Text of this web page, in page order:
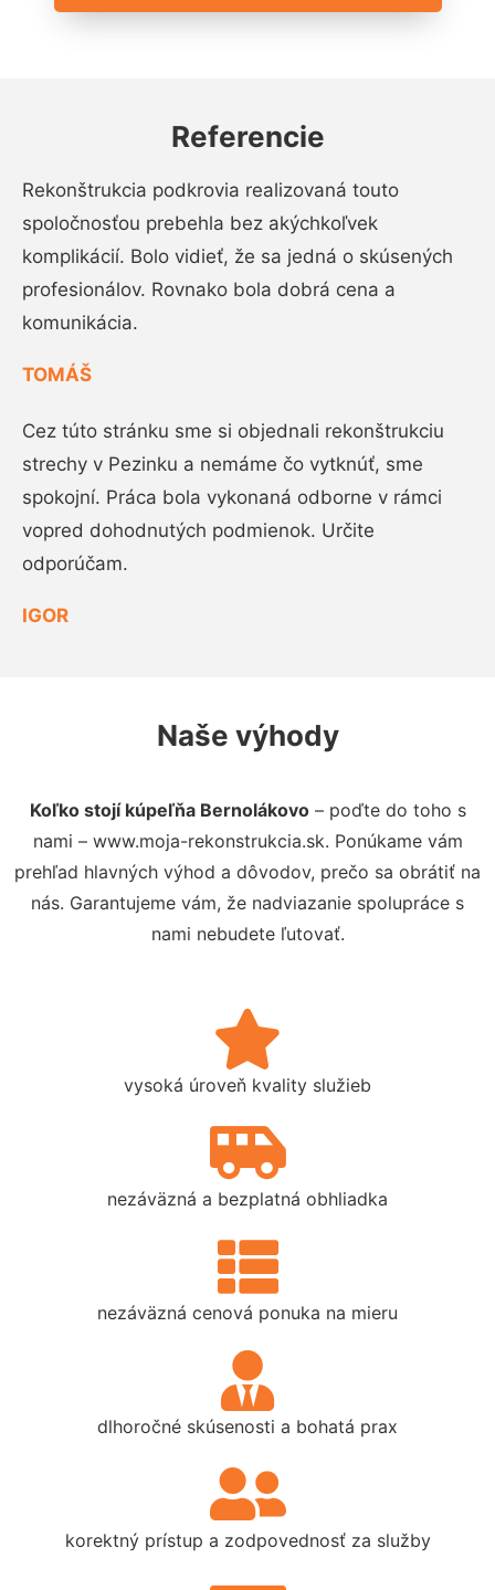
Referencie
Rekonštrukcia podkrovia realizovaná touto
spoločnosťou prebehla bez akýchkoľvek
komplikácií. Bolo vidieť, že sa jedná o skúsených
profesionálov. Rovnako bola dobrá cena a
komunikácia.
TOMÁŠ
Cez túto stránku sme si objednali rekonštrukciu
strechy v Pezinku a nemáme čo vytknúť, sme
spokojní. Práca bola vykonaná odborne v rámci
vopred dohodnutých podmienok. Určite
odporúčam.
IGOR
Naše výhody
Koľko stojí kúpeľňa Bernolákovo– poďte do toho s
nami – www.moja-rekonstrukcia.sk. Ponúkame vám
prehľad hlavných výhod a dôvodov, prečo sa obrátiť na
nás. Garantujeme vám, že nadviazanie spolupráce s
nami nebudete ľutovať.
vysoká úroveň kvality služieb
nezáväzná a bezplatná obhliadka
nezáväzná cenová ponuka na mieru
dlhoročné skúsenosti a bohatá prax
korektný prístup a zodpovednosť za služby